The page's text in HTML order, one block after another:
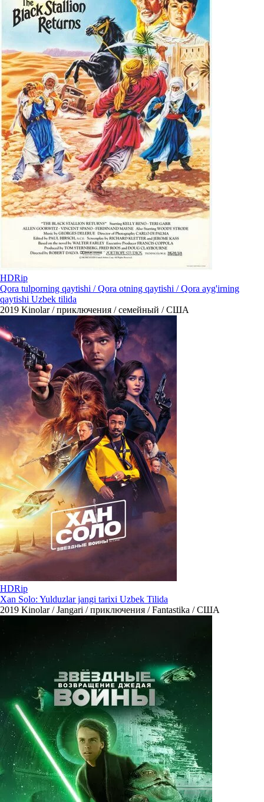
HDRip
Qora tulporning qaytishi / Qora otning qaytishi / Qora ayg'irning
qaytishi Uzbek tilida
2019 Kinolar / приключения / семейный / США
HDRip
Xan Solo: Yulduzlar jangi tarixi Uzbek Tilida
2019 Kinolar / Jangari / приключения / Fantastika / США